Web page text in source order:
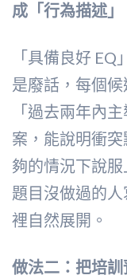
成「行為描述」
「具備良好
是廢話，每個
「過去兩年內
案，能說明衝
夠的情況下說
題目沒做過的
裡自然展開。
做法二：把培